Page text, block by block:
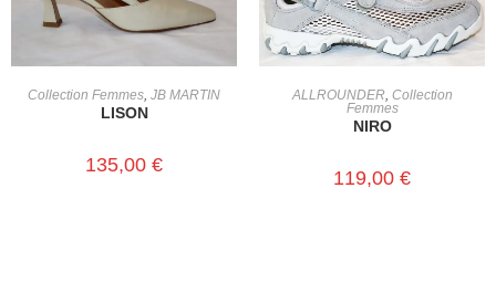
CHOIX DES OPTIONS
Collection Femmes JB MARTIN
LISON
135,00 €
CHOIX DES OPTIONS
ALLROUNDER, Collection
Femmes
NIRO
119,00 €